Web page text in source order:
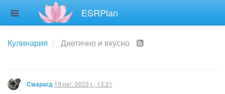
ESRPlan
Кулинария Диетично и вкусно
Смарагд 10 окт. 2023 г., 13:21